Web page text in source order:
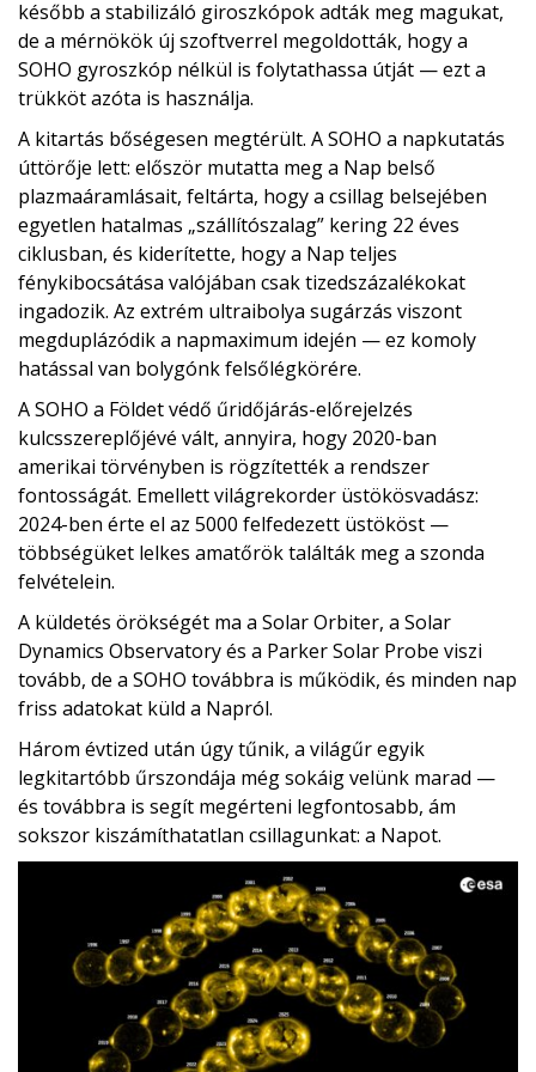
később a stabilizáló giroszkópok adták meg magukat,
de a mérnökök új szoftverrel megoldották, hogy a
SOHO gyroszkóp nélkül is folytathassa útját — ezt a
trükköt azóta is használja.
A kitartás bőségesen megtérült. A SOHO a napkutatás
úttörője lett: először mutatta meg a Nap belső
plazmaáramlásait, feltárta, hogy a csillag belsejében
egyetlen hatalmas „szállítószalag” kering 22 éves
ciklusban, és kiderítette, hogy a Nap teljes
fénykibocsátása valójában csak tizedszázalékokat
ingadozik. Az extrém ultraibolya sugárzás viszont
megduplázódik a napmaximum idején — ez komoly
hatással van bolygónk felsőlégkörére.
A SOHO a Földet védő űridőjárás-előrejelzés
kulcsszereplőjévé vált, annyira, hogy 2020-ban
amerikai törvényben is rögzítették a rendszer
fontosságát. Emellett világrekorder üstökösvadász:
2024-ben érte el az 5000 felfedezett üstököst —
többségüket lelkes amatőrök találták meg a szonda
felvételein.
A küldetés örökségét ma a Solar Orbiter, a Solar
Dynamics Observatory és a Parker Solar Probe viszi
tovább, de a SOHO továbbra is működik, és minden nap
friss adatokat küld a Napról.
Három évtized után úgy tűnik, a világűr egyik
legkitartóbb űrszondája még sokáig velünk marad —
és továbbra is segít megérteni legfontosabb, ám
sokszor kiszámíthatatlan csillagunkat: a Napot.